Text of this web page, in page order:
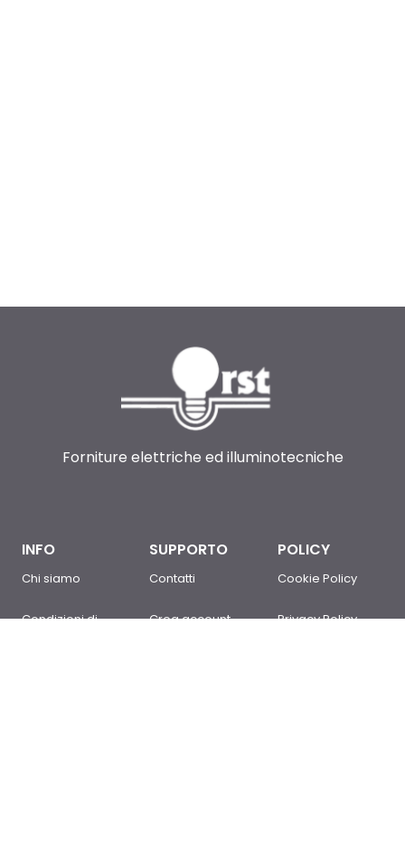
Forniture elettriche ed illuminotecniche
INFO
Chi siamo
Condizioni di
SUPPORTO
Contatti
Crea account
POLICY
Cookie Policy
Privacy Policy